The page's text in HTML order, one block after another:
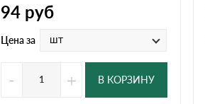
94 руб
Цена за шт
- + В КОРЗИНУ